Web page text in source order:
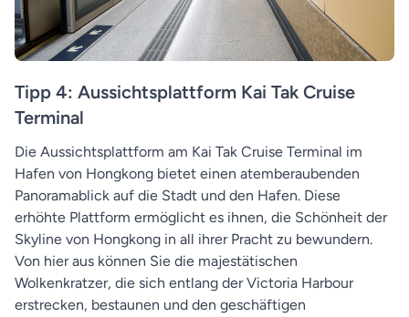
Tipp 4: Aussichtsplattform Kai Tak Cruise
Terminal
Die Aussichtsplattform am Kai Tak Cruise Terminal im
Hafen von Hongkong bietet einen atemberaubenden
Panoramablick auf die Stadt und den Hafen. Diese
erhöhte Plattform ermöglicht es ihnen, die Schönheit der
Skyline von Hongkong in all ihrer Pracht zu bewundern.
Von hier aus können Sie die majestätischen
Wolkenkratzer, die sich entlang der Victoria Harbour
erstrecken, bestaunen und den geschäftigen